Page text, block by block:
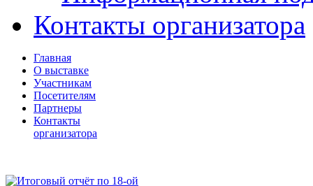
Контакты организатора
Главная
О выставке
Участникам
Посетителям
Партнеры
Контакты
организатора